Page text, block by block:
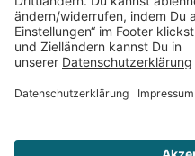
Impressum AGB